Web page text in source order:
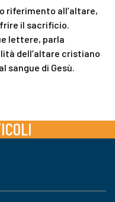
riferimento all’altare,
il sacrificio.
lettere, parla
dell’altare cristiano
sangue di Gesù.